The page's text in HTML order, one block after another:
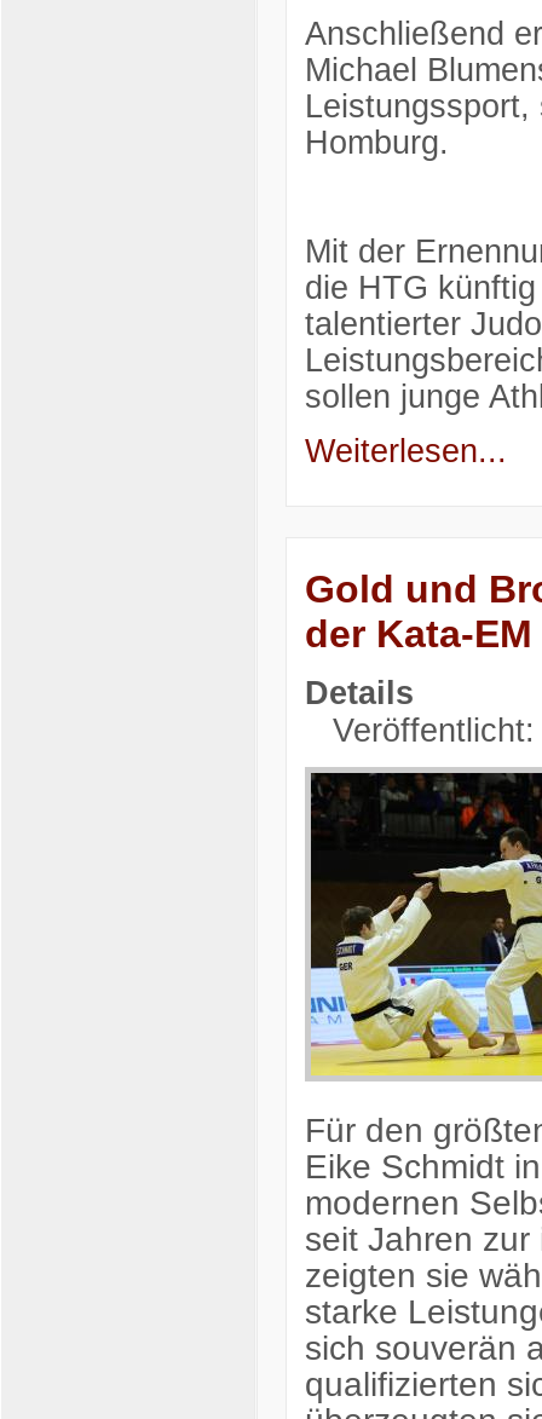
Anschließend
Michael
Homburg.
Mit der
die HTG
talentierter
sollen junge
Weiterlesen...
Gold und
der Kata-EM
Details
Für den
Eike Schmidtin
modernen
seit Jahren
zeigten sie
starke
sich souverän
qualifizierten